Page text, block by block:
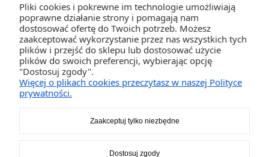
ZAKUPY
POMOC
2K-Invest Sp. j. Ul. Św. Wojciecha 60, 41-922 Radzionków, śląskie NIP: 645-241-94-33
Pliki cookies i pokrewne im technologie umożliwiają
poprawne działanie strony i pomagają nam
dostosować ofertę do Twoich potrzeb. Możesz
zaakceptować wykorzystanie przez nas wszystkich tych
plików i przejść do sklepu lub dostosować użycie
plików do swoich preferencji, wybierając opcję
"Dostosuj zgody".
Więcej o plikach cookies przeczytasz w naszej Polityce
prywatności.
Zaakceptuj tylko niezbędne
Dostosuj zgody